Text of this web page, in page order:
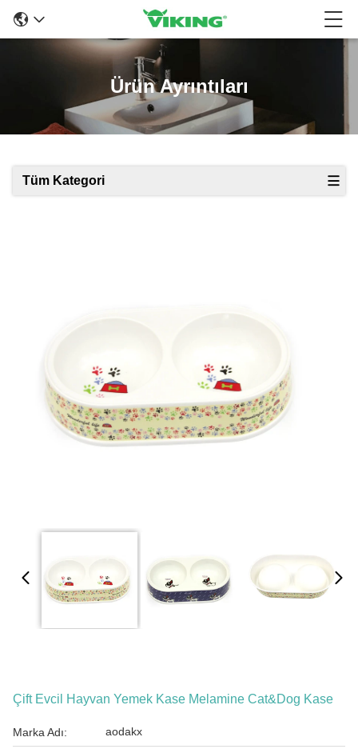
Ürün Ayrıntıları
Tüm Kategori
Çift Evcil Hayvan Yemek Kase Melamine Cat&Dog Kase
Marka Adı: aodakx